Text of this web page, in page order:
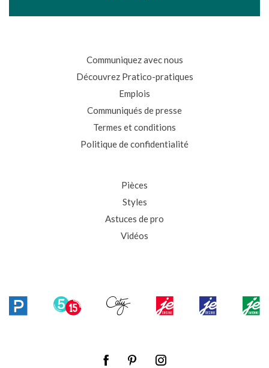
Communiquez avec nous
Découvrez Pratico-pratiques
Emplois
Communiqués de presse
Termes et conditions
Politique de confidentialité
Pièces
Styles
Astuces de pro
Vidéos